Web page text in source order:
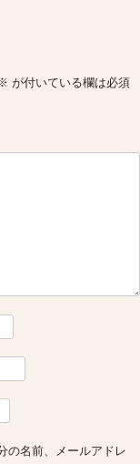
が付いている欄は必須
の名前、メールアドレ